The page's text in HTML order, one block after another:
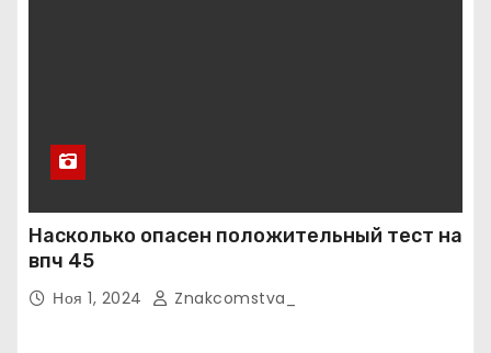
Насколько опасен положительный тест на
впч 45
Ноя 1, 2024 Znakcomstva_